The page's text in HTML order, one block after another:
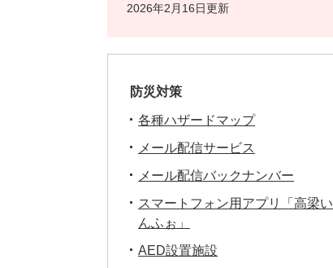
2026年2月16日更新
防災対策
各種ハザードマップ
メール配信サービス
メール配信バックナンバー
スマートフォン用アプリ「高梁い
んふぉ」
AED設置施設